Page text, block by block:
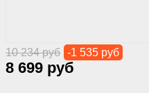
10 234 руб -1 535 руб
8 699 руб